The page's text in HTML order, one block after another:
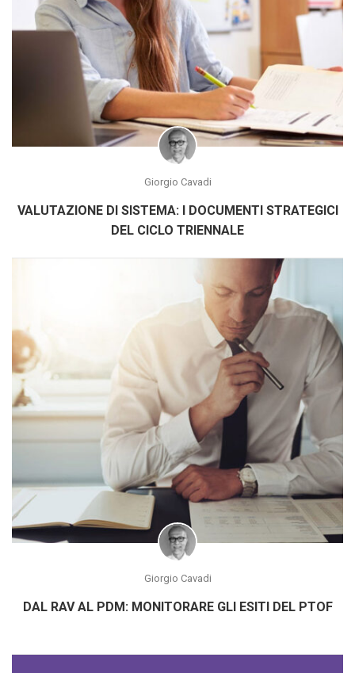
Giorgio Cavadi
VALUTAZIONE DI SISTEMA: I DOCUMENTI STRATEGICI
DEL CICLO TRIENNALE
Giorgio Cavadi
DAL RAV AL PDM: MONITORARE GLI ESITI DEL PTOF